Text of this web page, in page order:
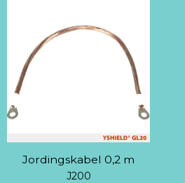
Jordingskabel 0,2 m
J200